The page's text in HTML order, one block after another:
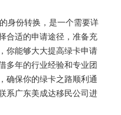
身份转换，是一个需要详
合适的申请途径，准备充
你能够大大提高绿卡申请
多年的行业经验和专业团
确保你的绿卡之路顺利通
系广东美成达移民公司进